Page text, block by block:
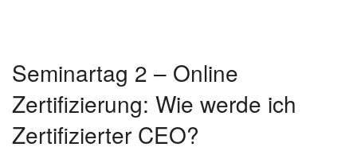
Seminartag 2 – Online
Zertifizierung: Wie werde ich
Zertifizierter CEO?